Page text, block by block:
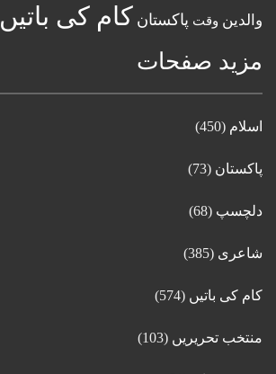
والدین وقت پاکستان کام کی باتیں
مزید صفحات
اسلام (450)
پاکستان (73)
دلچسپ (68)
شاعری (385)
کام کی باتیں (574)
منتخب تحریریں (103)